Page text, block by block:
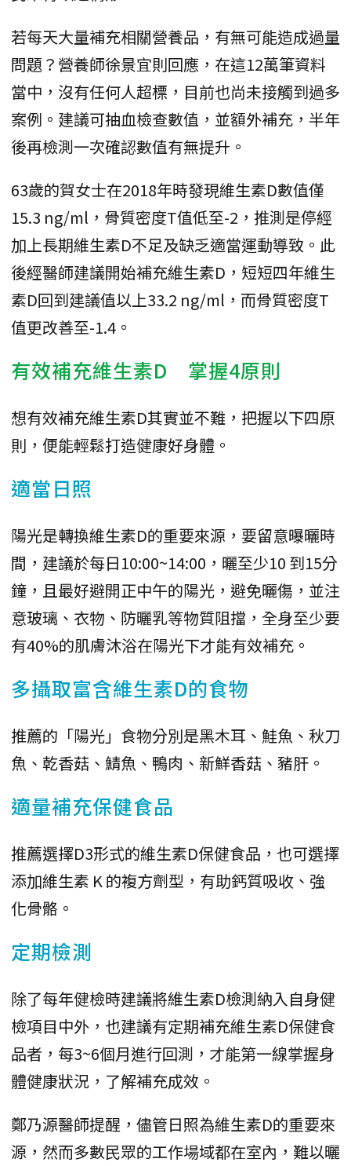
若每天大量補充相關營養品，有無可能造成過量
問題？營養師徐景宜則回應，在這12萬筆資料
當中，沒有任何人超標，目前也尚未接觸到過多
案例。建議可抽血檢查數值，並額外補充，半年
後再檢測一次確認數值有無提升。
63歲的賀女士在2018年時發現維生素D數值僅
15.3 ng/ml，骨質密度T值低至-2，推測是停經
加上長期維生素D不足及缺乏適當運動導致。此
後經醫師建議開始補充維生素D，短短四年維生
素D回到建議值以上33.2 ng/ml，而骨質密度T
值更改善至-1.4。
有效補充維生素D 掌握4原則
想有效補充維生素D其實並不難，把握以下四原
則，便能輕鬆打造健康好身體。
適當日照
陽光是轉換維生素D的重要來源，要留意曝曬時
間，建議於每日10:00~14:00，曬至少10 到15分
鐘，且最好避開正中午的陽光，避免曬傷，並注
意玻璃、衣物、防曬乳等物質阻擋，全身至少要
有40%的肌膚沐浴在陽光下才能有效補充。
多攝取富含維生素D的食物
推薦的「陽光」食物分別是黑木耳、鮭魚、秋刀
魚、乾香菇、鯖魚、鴨肉、新鮮香菇、豬肝。
適量補充保健食品
推薦選擇D3形式的維生素D保健食品，也可選擇
添加維生素 K 的複方劑型，有助鈣質吸收、強
化骨骼。
定期檢測
除了每年健檢時建議將維生素D檢測納入自身健
檢項目中外，也建議有定期補充維生素D保健食
品者，每3~6個月進行回測，才能第一線掌握身
體健康狀況，了解補充成效。
鄭乃源醫師提醒，儘管日照為維生素D的重要來
源，然而多數民眾的工作場域都在室內，難以曬